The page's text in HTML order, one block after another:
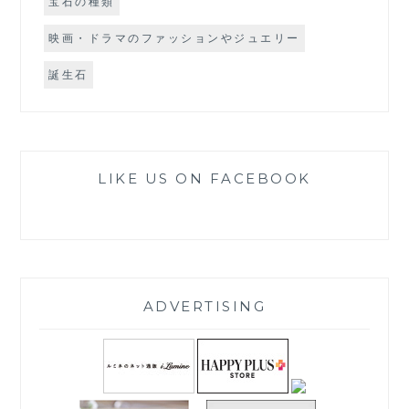
映画・ドラマのファッションやジュエリー
誕生石
LIKE US ON FACEBOOK
ADVERTISING